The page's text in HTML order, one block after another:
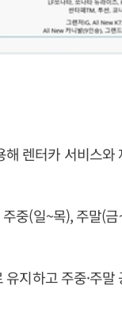
렌터카 서비스와
중(일~목), 주말(
지하고 주중·주말